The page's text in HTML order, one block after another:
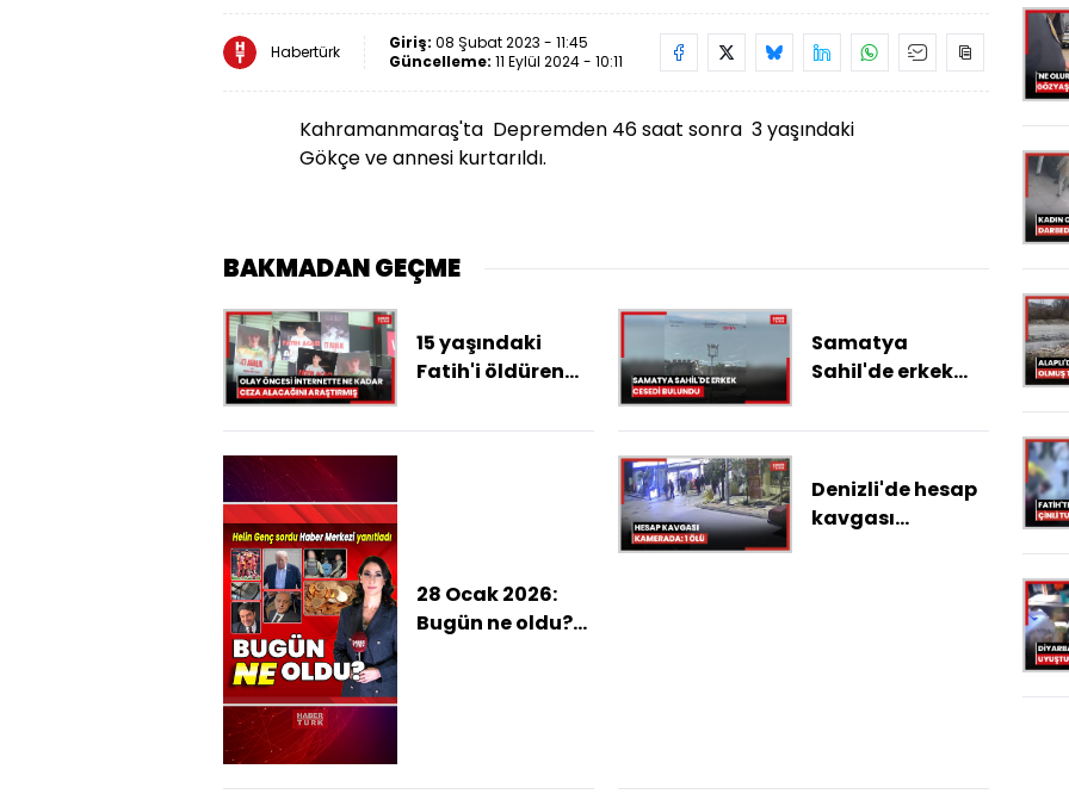
Habertürk Giriş: 08 Şubat 2023 - 11:45
Güncelleme: 11 Eylül 2024 - 10:11
Kahramanmaraş'ta Depremden 46 saat sonra 3 yaşındaki
Gökçe ve annesi kurtarıldı.
BAKMADAN GEÇME
15 yaşındaki
Fatih'i öldüren
öncesi internette
Samatya
Sahil'de erkek
28 Ocak 2026:
Bugün ne oldu?
Denizli'de hesap
kavgası